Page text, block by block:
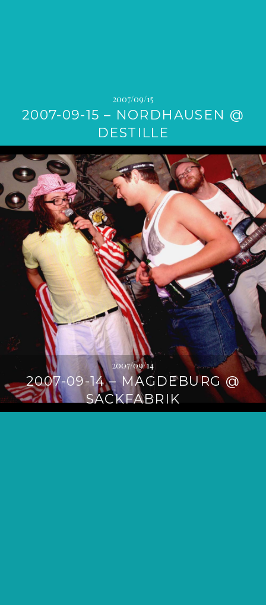
2007/09/15
2007-09-15 – NORDHAUSEN @
DESTILLE
2007/09/14
2007-09-14 – MAGDEBURG @
SACKFABRIK